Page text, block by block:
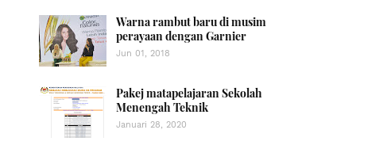
Warna rambut baru di musim
perayaan dengan Garnier
Jun 01, 2018
Pakej matapelajaran Sekolah
Menengah Teknik
Januari 28, 2020